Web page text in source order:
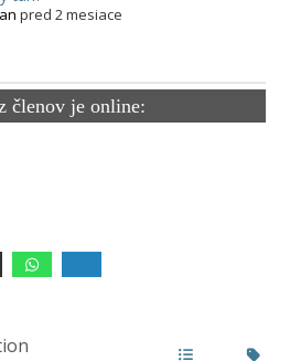
pred 2 mesiace
členov je online: